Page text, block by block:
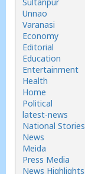
Unnao
Varanasi
Economy
Editorial
Education
Entertainment
Health
Home
Political
latest-news
National Stories
News
Meida
Press Media
News Highlights